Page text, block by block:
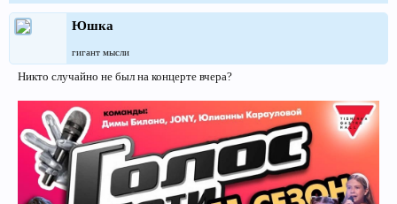
Юшка
гигант мысли
Никто случайно не был на концерте вчера?